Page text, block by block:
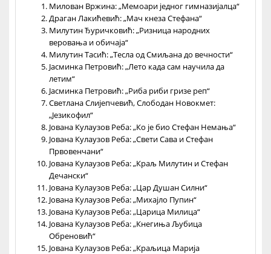
Милован Вржина: „Мемоари једног гимназијалца“
Драган Лакићевић: „Мач кнеза Стефана“
Милутин Ђуричковић: „Ризница народних
веровања и обичаја“
Милутин Тасић: „Тесла од Смиљана до вечности“
Јасминка Петровић: „Лето када сам научила да
летим“
Јасминка Петровић: „Риба риби гризе реп“
Светлана Слијепчевић, Слободан Новокмет:
„Језикофил“
Јована Кулаузов Реба: „Ко је био Стефан Немања“
Јована Кулаузов Реба: „Свети Сава и Стефан
Првовенчани“
Јована Кулаузов Реба: „Краљ Милутин и Стефан
Дечански“
Јована Кулаузов Реба: „Цар Душан Силни“
Јована Кулаузов Реба: „Михајло Пупин“
Јована Кулаузов Реба: „Царица Милица“
Јована Кулаузов Реба: „Кнегиња Љубица
Обреновић“
Јована Кулаузов Реба: „Краљица Марија